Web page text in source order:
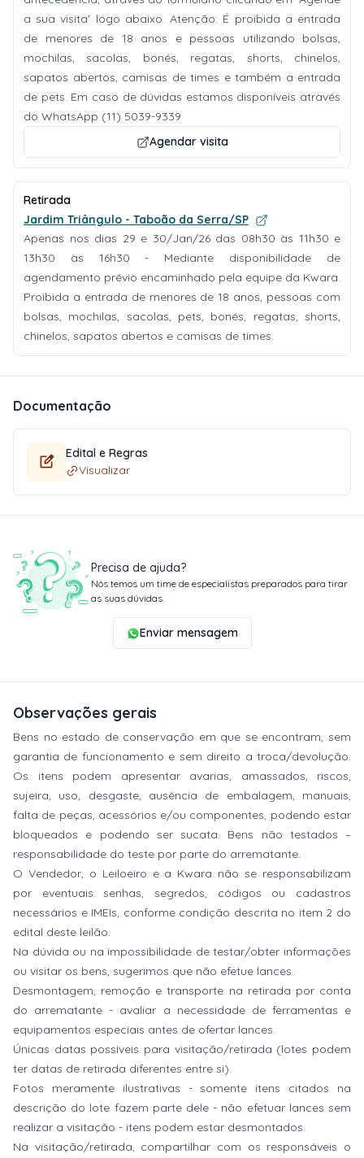
a sua visita' logo abaixo. Atenção: É proibida a entrada
de menores de 18 anos e pessoas utilizando bolsas,
mochilas, sacolas, bonés, regatas, shorts, chinelos,
sapatos abertos, camisas de times e também a entrada
de pets. Em caso de dúvidas estamos disponíveis através
do WhatsApp (11) 5039-9339
Agendar visita
Retirada
Jardim Triângulo - Taboão da Serra/SP
Apenas nos dias 29 e 30/Jan/26 das 08h30 às 11h30 e
13h30 às 16h30 - Mediante disponibilidade de
agendamento prévio encaminhado pela equipe da Kwara.
Proibida a entrada de menores de 18 anos, pessoas com
bolsas, mochilas, sacolas, pets, bonés, regatas, shorts,
chinelos, sapatos abertos e camisas de times.
Documentação
Edital e Regras
Visualizar
Precisa de ajuda?
Nós temos um time de especialistas preparados para tirar
as suas dúvidas.
Enviar mensagem
Observações gerais
Bens no estado de conservação em que se encontram, sem
garantia de funcionamento e sem direito a troca/devolução.
Os itens podem apresentar avarias, amassados, riscos,
sujeira, uso, desgaste, ausência de embalagem, manuais,
falta de peças, acessórios e/ou componentes, podendo estar
bloqueados e podendo ser sucata. Bens não testados –
responsabilidade do teste por parte do arrematante.
O Vendedor, o Leiloeiro e a Kwara não se responsabilizam
por eventuais senhas, segredos, códigos ou cadastros
necessários e IMEIs, conforme condição descrita no item 2 do
edital deste leilão.
Na dúvida ou na impossibilidade de testar/obter informações
ou visitar os bens, sugerimos que não efetue lances.
Desmontagem, remoção e transporte na retirada por conta
do arrematante - avaliar a necessidade de ferramentas e
equipamentos especiais antes de ofertar lances.
Únicas datas possíveis para visitação/retirada (lotes podem
ter datas de retirada diferentes entre si).
Fotos meramente ilustrativas - somente itens citados na
descrição do lote fazem parte dele - não efetuar lances sem
realizar a visitação - itens podem estar desmontados.
Na visitação/retirada, compartilhar com os responsáveis o